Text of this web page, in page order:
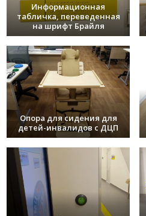
Информационная
табличка, переведенная
на шрифт Брайля
Опора для сидения для
детей-инвалидов с ДЦП